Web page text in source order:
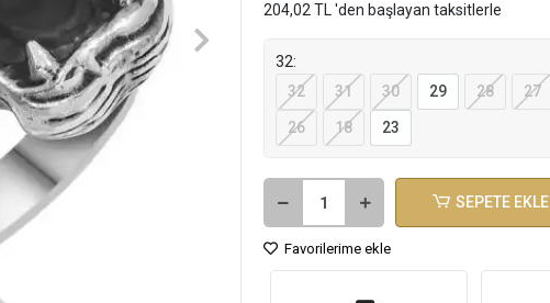
204,02 TL 'den başlayan taksitlerle
32:
32
31 30 29 28 27
26 18 23
SEPETE EKLE
Favorilerime ekle